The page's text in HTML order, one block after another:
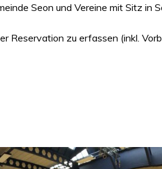
Seon und Vereine mit Sitz in
Reservation zu erfassen (inkl.